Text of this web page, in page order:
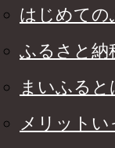
はじめての
ふるさと納
まいふると
メリット